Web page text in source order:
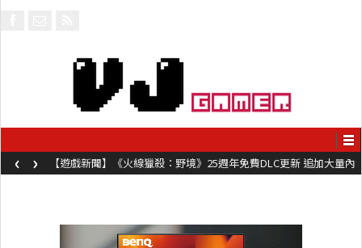
【遊戲新聞】《火線獵殺：野境》25週年免費DLC更新 追加大量內
容同時系舊作限時超平價折扣
‹ ›